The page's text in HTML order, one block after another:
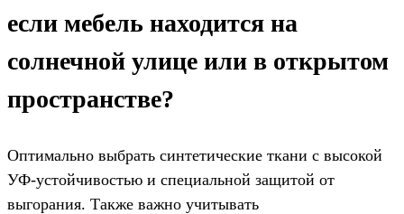
если мебель находится на
солнечной улице или в открытом
пространстве?
Оптимально выбрать синтетические ткани с высокой
УФ-устойчивостью и специальной защитой от
выгорания. Также важно учитывать